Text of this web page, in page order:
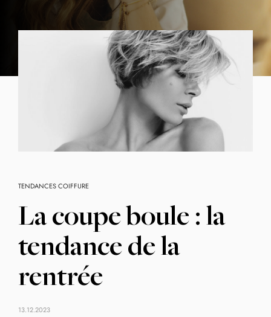
TENDANCES COIFFURE
La coupe boule : la
tendance de la
rentrée
13.12.2023